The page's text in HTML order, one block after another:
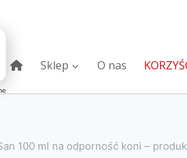
Sklep O nas
100 ml na odporność koni –